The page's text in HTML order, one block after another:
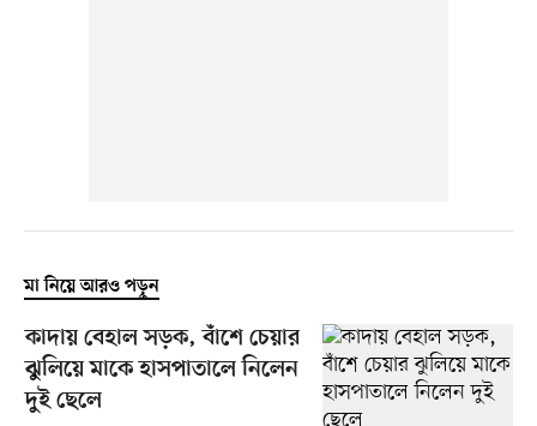
মা নিয়ে আরও পড়ুন
কাদায় বেহাল সড়ক, বাঁশে চেয়ার
ঝুলিয়ে মাকে হাসপাতালে নিলেন
দুই ছেলে